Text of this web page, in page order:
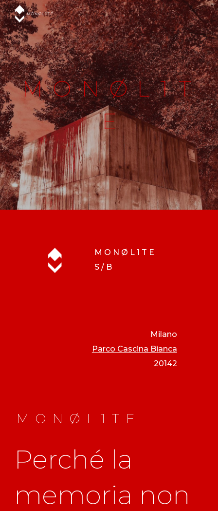
Skip to main content Skip to navigation
MONØL 1 T
E
M O N Ø L 1 T E
S / B
Milano
Parco Cascina Bianca
20142
M O N Ø L 1 T E
Perché la
memoria non